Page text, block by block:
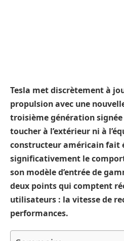
Tesla met discrètement à
propulsion avec une
troisième génération signée
toucher à l’extérieur ni à
constructeur américain fait
significativement le
son modèle d’entrée de
deux points qui comptent
utilisateurs : la vitesse de
performances.